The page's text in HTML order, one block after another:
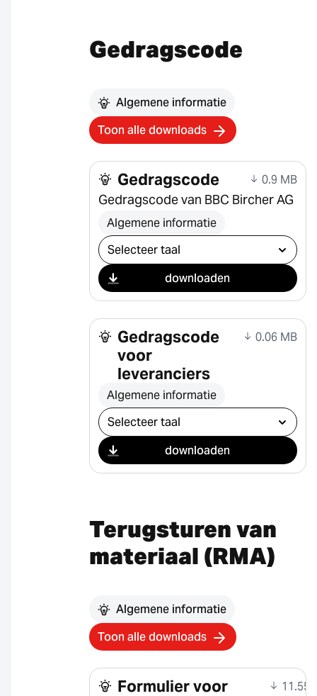
Gedragscode
Algemene informatie
Toon alle downloads
Gedragscode 0.9 MB
Gedragscode van BBC Bircher AG
Algemene informatie
Selecteer download
downloaden
Gedragscode
voor
leveranciers
0.06 MB
Algemene informatie
Selecteer download
downloaden
Terugsturen van
materiaal (RMA)
Algemene informatie
Toon alle downloads
Formulier voor
11.55